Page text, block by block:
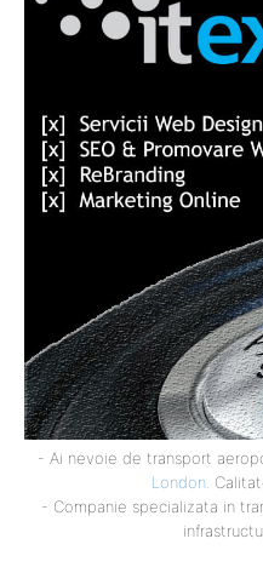
- Ai nevoie de transport
London .
- Companie specializata in